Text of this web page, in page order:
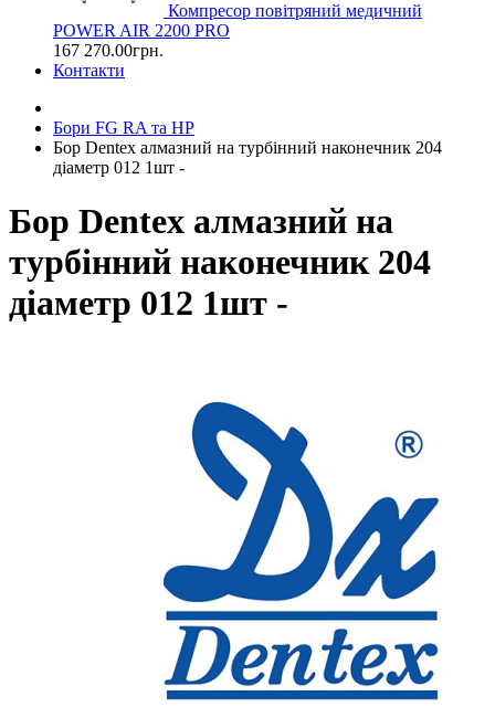
Компресор повітряний медичний
POWER AIR 2200 PRO
167 270.00грн.
Контакти
Бори FG RA та HP
Бор Dentex алмазний на турбінний наконечник 204
діаметр 012 1шт -
Бор Dentex алмазний на
турбінний наконечник 204
діаметр 012 1шт -